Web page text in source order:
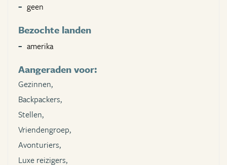
geen
Bezochte landen
amerika
Aangeraden voor:
Gezinnen,
Backpackers,
Stellen,
Vriendengroep,
Avonturiers,
Luxe reizigers,